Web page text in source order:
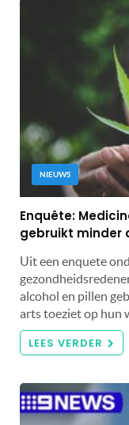
NIEUWS
Enquête:
gebruikt minder
Uit een enquete
alcohol en pillen
arts toeziet op hun
LEES VERDER